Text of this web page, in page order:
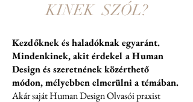
KINEK SZÓL?
Kezdőknek és haladóknak egyaránt.
Mindenkinek, akit érdekel a Human
Design és szeretnének közérthető
módon, mélyebben elmerülni a témában.
Akár saját Human Design Olvasói praxist